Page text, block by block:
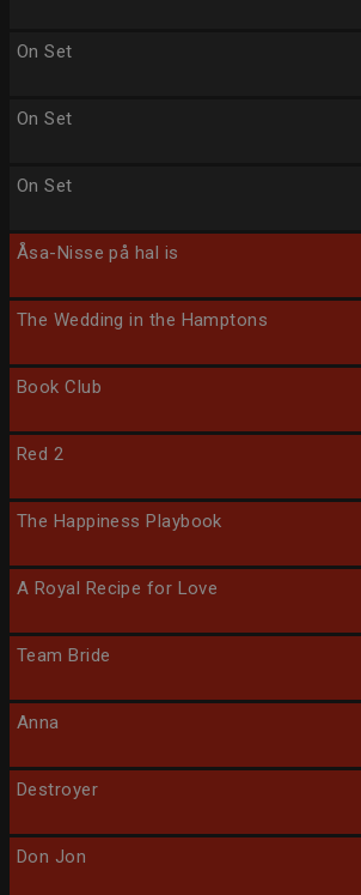
On Set
On Set
On Set
Åsa-Nisse på hal is
The Wedding in the Hamptons
Book Club
Red 2
The Happiness Playbook
A Royal Recipe for Love
Team Bride
Anna
Destroyer
Don Jon